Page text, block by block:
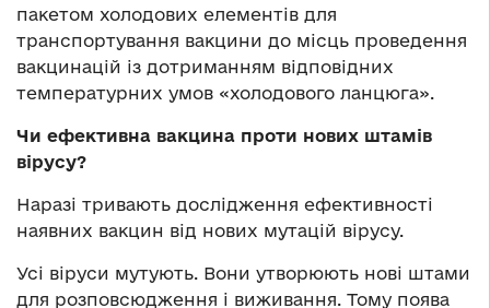
пакетом холодових елементів для
транспортування вакцини до місць проведення
вакцинацій із дотриманням відповідних
температурних умов «холодового ланцюга».
Чи ефективна вакцина проти нових штамів
вірусу?
Наразі тривають дослідження ефективності
наявних вакцин від нових мутацій вірусу.
Усі віруси мутують. Вони утворюють нові штами
для розповсюдження і виживання. Тому поява